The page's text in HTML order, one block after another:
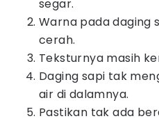
segar.
Warna pada daging
cerah.
Teksturnya masih
Daging sapi tak
air di dalamnya.
Pastikan tak ada